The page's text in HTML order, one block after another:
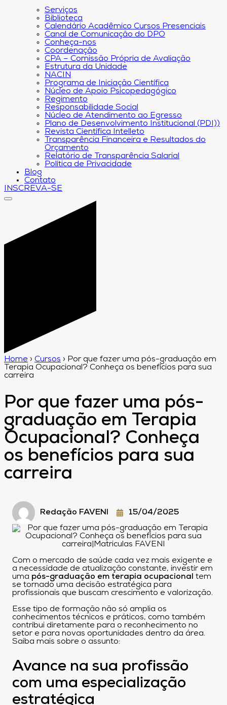
Serviços
Biblioteca
Calendário Acadêmico Cursos Presenciais
Canal de Comunicação do DPO
Conheça-nos
Coordenação
CPA – Comissão Própria de Avaliação
Estrutura da Unidade
NACIN
Programa de Iniciação Científica
Núcleo de Apoio Psicopedagógico
Regimento
Responsabilidade Social
Núcleo de Atendimento ao Egresso
Plano de Desenvolvimento Institucional (PDI))
Revista Científica Intelleto
Transparência Financeira e Resultados do
Orçamento
Relatório de Transparência Salarial
Política de Privacidade
Blog
Contato
INSCREVA-SE
Home › Cursos › Por que fazer uma pós-graduação em
Terapia Ocupacional? Conheça os benefícios para sua
carreira
Por que fazer uma pós-
graduação em Terapia
Ocupacional? Conheça
os benefícios para sua
carreira
Redação FAVENI 15/04/2025
Com o mercado de saúde cada vez mais exigente e
a necessidade de atualização constante, investir em
uma pós-graduação em terapia ocupacional tem
se tornado uma decisão estratégica para
profissionais que buscam crescimento e valorização.
Esse tipo de formação não só amplia os
conhecimentos técnicos e práticos, como também
contribui diretamente para o reconhecimento no
setor e para novas oportunidades dentro da área.
Saiba mais sobre o assunto:
Avance na sua profissão
com uma especialização
estratégica